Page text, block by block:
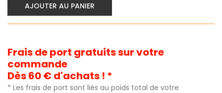
AJOUTER AU PANIER
Frais de port gratuits sur votre
commande
Dès 60 € d'achats ! *
* Les frais de port sont liés au poids total de votre